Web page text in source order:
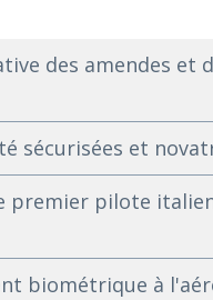
des amendes et
sécurisées et
premier pilote
biométrique à